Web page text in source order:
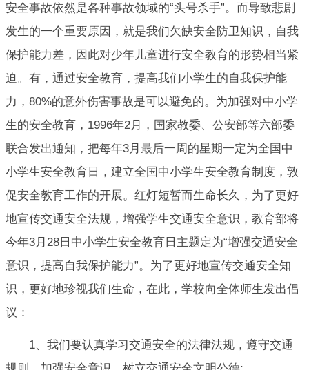
安全事故依然是各种事故领域的“头号杀手”。而导致悲剧
发生的一个重要原因，就是我们欠缺安全防卫知识，自我
保护能力差，因此对少年儿童进行安全教育的形势相当紧
迫。有，通过安全教育，提高我们小学生的自我保护能
力，80%的意外伤害事故是可以避免的。为加强对中小学
生的安全教育，1996年2月，国家教委、公安部等六部委
联合发出通知，把每年3月最后一周的星期一定为全国中
小学生安全教育日，建立全国中小学生安全教育制度，敦
促安全教育工作的开展。红灯短暂而生命长久，为了更好
地宣传交通安全法规，增强学生交通安全意识，教育部将
今年3月28日中小学生安全教育日主题定为“增强交通安全
意识，提高自我保护能力”。为了更好地宣传交通安全知
识，更好地珍视我们生命，在此，学校向全体师生发出倡
议：
1、我们要认真学习交通安全的法律法规，遵守交通